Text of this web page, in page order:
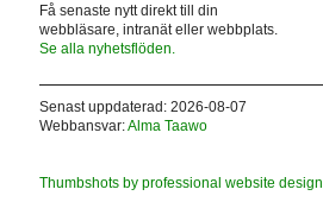
Få senaste nytt direkt till din
webbläsare, intranät eller webbplats.
Se alla nyhetsflöden.
Senast uppdaterad: 2026-08-07
Webbansvar:Alma Taawo
Thumbshots by professional website design